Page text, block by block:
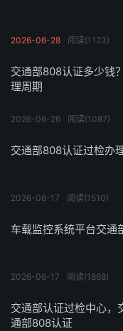
2026-06-28 阅读(1123)
交通部808认证多少钱
理周期
2026-06-26 阅读(1087)
交通部808认证过检办
2026-06-17 阅读(1510)
车载监控系统平台交通
2026-06-17 阅读(1868)
交通部认证过检中心，
通部808认证